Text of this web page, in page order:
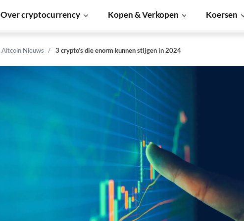
Over cryptocurrency Kopen & Verkopen Koersen
Altcoin Nieuws 3 crypto’s die enorm kunnen stijgen in 2024